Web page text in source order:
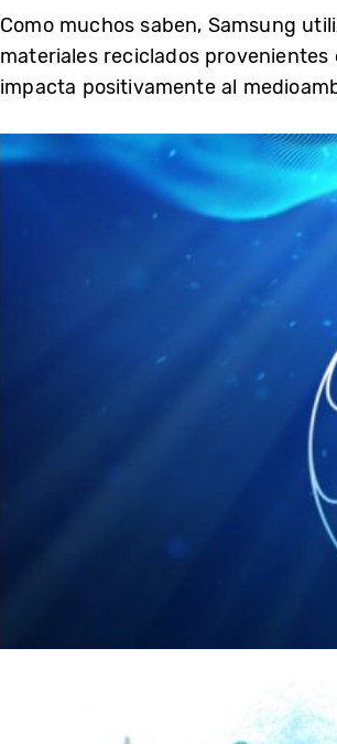
Como muchos saben, Samsung
materiales reciclados
impacta positivamente al